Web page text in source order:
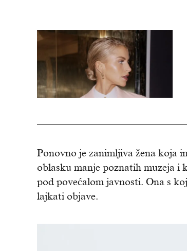
Ponovno je zanimljiva žena koja
oblasku manje poznatih muzeja i
pod povećalom javnosti. Ona s
lajkati objave.